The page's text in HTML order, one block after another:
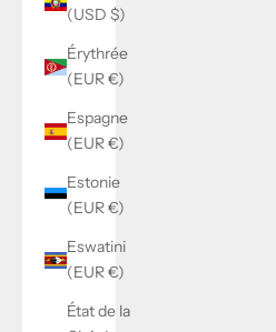
(USD $)
Érythrée
(EUR €)
Espagne
(EUR €)
Estonie
(EUR €)
Eswatini
(EUR €)
État de la